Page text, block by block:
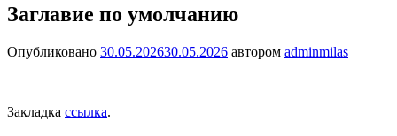
Заглавие по умолчанию
Опубликовано 30.05.202630.05.2026 автором adminmilas
Закладка ссылка.